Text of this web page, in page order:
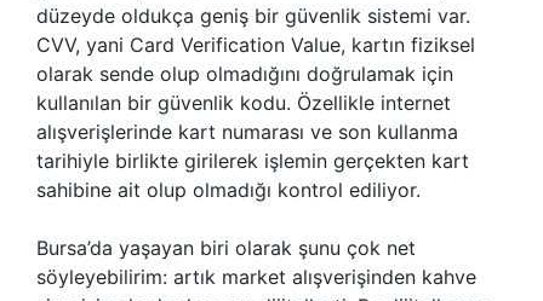
düzeyde oldukça geniş bir güvenlik sistemi var.
CVV, yani Card Verification Value, kartın fiziksel
olarak sende olup olmadığını doğrulamak için
kullanılan bir güvenlik kodu. Özellikle internet
alışverişlerinde kart numarası ve son kullanma
tarihiyle birlikte girilerek işlemin gerçekten kart
sahibine ait olup olmadığı kontrol ediliyor.
Bursa’da yaşayan biri olarak şunu çok net
söyleyebilirim: artık market alışverişinden kahve